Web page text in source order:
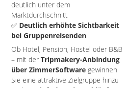
deutlich unter dem
Marktdurchschnitt
✅ Deutlich erhöhte Sichtbarkeit
bei Gruppenreisenden
Ob Hotel, Pension, Hostel oder B&B
– mit der Tripmakery-Anbindung
über ZimmerSoftware gewinnen
Sie eine attraktive Zielgruppe hinzu